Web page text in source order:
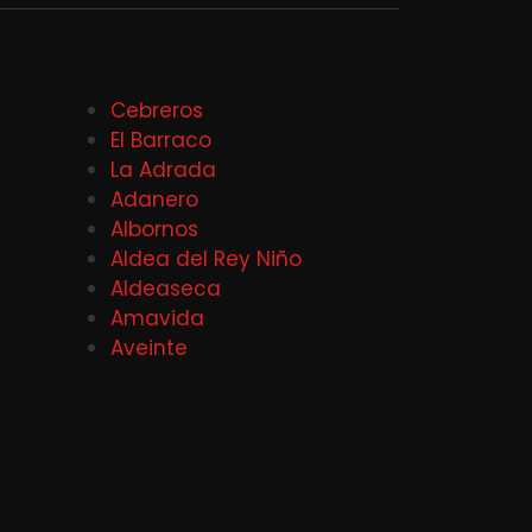
Cebreros
El Barraco
La Adrada
Adanero
Albornos
Aldea del Rey Niño
Aldeaseca
Amavida
Aveinte